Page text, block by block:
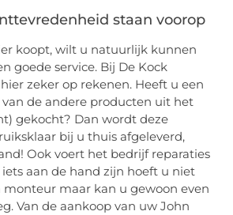
staan voorop
koopt, wilt u natuurlijk kunnen
goede service. Bij De Kock
zeker op rekenen. Heeft u een
de andere producten uit het
gekocht? Dan wordt deze
bij u thuis afgeleverd,
Ook voert het bedrijf reparaties
aan de hand zijn hoeft u niet
monteur maar kan u gewoon even
Van de aankoop van uw John